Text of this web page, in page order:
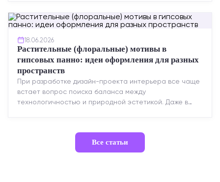
18.06.2026
Растительные (флоральные) мотивы в
гипсовых панно: идеи оформления для разных
пространств
При разработке дизайн-проекта интерьера все чаще
встает вопрос поиска баланса между
технологичностью и природной эстетикой. Даже в
Все статьи